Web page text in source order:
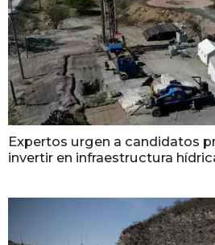
Expertos urgen a candidatos
invertir en infraestructura